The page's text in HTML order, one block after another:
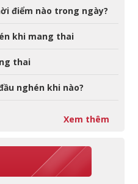
điểm nào trong ngày?
khi mang thai
thai
nghén khi nào?
Xem thêm